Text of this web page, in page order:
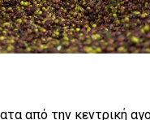
από την κεντρική